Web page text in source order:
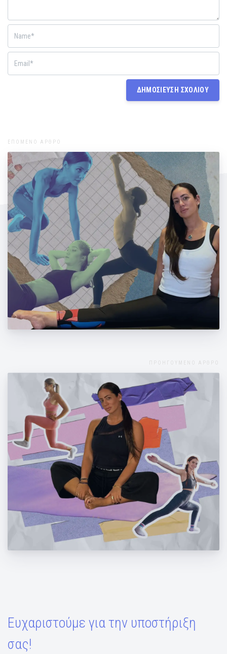
ΕΠΟΜΕΝΟ ΑΡΘΡΟ
Ασκήσεις για να κάψεις το λίπος με την
Μάντη Περσάκη
ΠΡΟΗΓΟΥΜΕΝΟ ΑΡΘΡΟ
Ασκήσεις με 2 πανάκια από την Μάντη
Ευχαριστούμε για την υποστήριξη
σας!